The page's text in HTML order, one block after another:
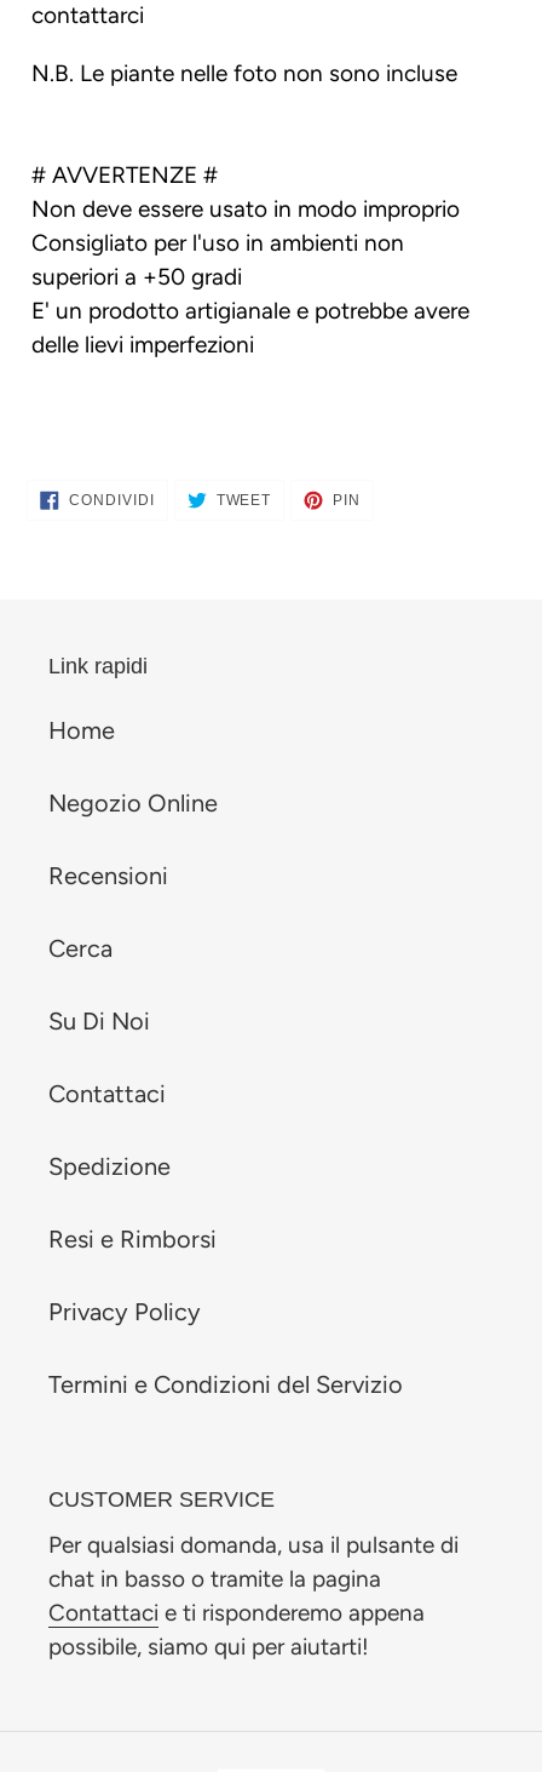
contattarci
N.B. Le piante nelle foto non sono incluse
# AVVERTENZE #
Non deve essere usato in modo improprio
Consigliato per l'uso in ambienti non
superiori a +50 gradi
E' un prodotto artigianale e potrebbe avere
delle lievi imperfezioni
CONDIVIDICONDIVIDI
SU
TWEET TWITTA
PIN
Link rapidi
Home
Negozio Online
Recensioni
Cerca
Su Di Noi
Contattaci
Spedizione
Resi e Rimborsi
Privacy Policy
Termini e Condizioni del Servizio
CUSTOMER SERVICE
Per qualsiasi domanda, usa il pulsante di
chat in basso o tramite la pagina
Contattaci e ti risponderemo appena
possibile, siamo qui per aiutarti!